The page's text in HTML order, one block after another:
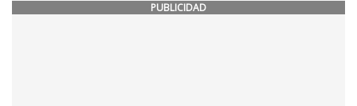
PUBLICIDAD